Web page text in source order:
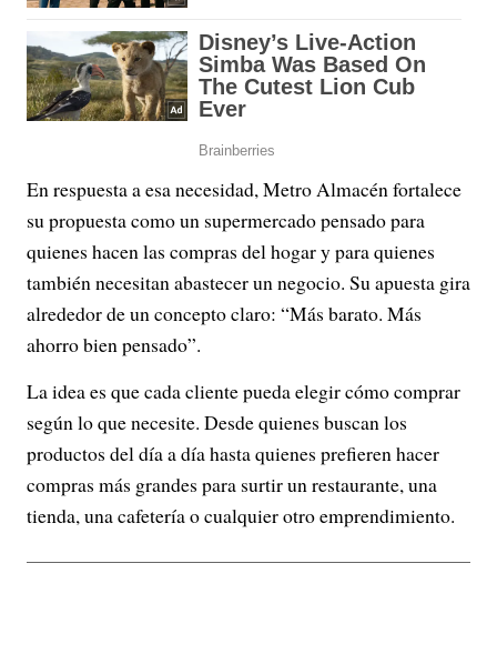
En respuesta a esa necesidad, Metro Almacén fortalece
su propuesta como un supermercado pensado para
quienes hacen las compras del hogar y para quienes
también necesitan abastecer un negocio. Su apuesta gira
alrededor de un concepto claro: “Más barato. Más
ahorro bien pensado”.
La idea es que cada cliente pueda elegir cómo comprar
según lo que necesite. Desde quienes buscan los
productos del día a día hasta quienes prefieren hacer
compras más grandes para surtir un restaurante, una
tienda, una cafetería o cualquier otro emprendimiento.